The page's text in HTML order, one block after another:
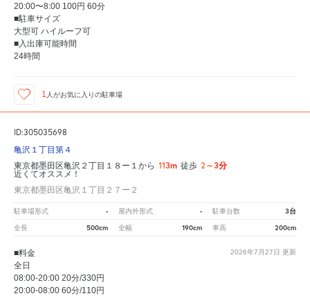
20:00〜8:00 100円 60分
■駐車サイズ
大型可 ハイルーフ可
■入出庫可能時間
24時間
1 人がお気に入りの駐車場
ID:305035698
亀沢１丁目第４
東京都墨田区亀沢２丁目１８ー１から 113m 徒歩 2～3分
近くてオススメ！
東京都墨田区亀沢１丁目２７ー２
駐車場形式 - 屋内外形式 - 駐車台数 3台
全長 500cm 全幅 190cm 車高 200cm
2026年7月27日 更新
■料金
全日
08:00-20:00 20分/330円
20:00-08:00 60分/110円